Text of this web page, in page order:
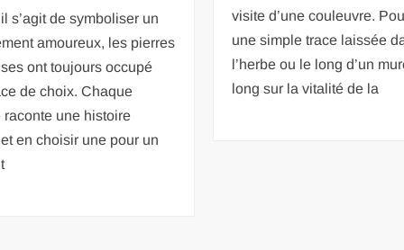
s’agit de symboliser un
amoureux, les pierres
ont toujours occupé
de choix. Chaque
raconte une histoire
en choisir une pour un
visite d’une couleuvre.
une simple trace laissée
l’herbe ou le long d’un
long sur la vitalité de la